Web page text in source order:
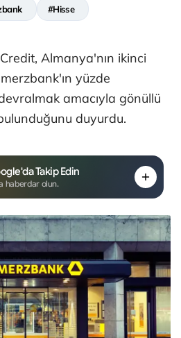
#Hisse
Almanya'nın ikinci
yüzde
amacıyla gönüllü
duyurdu.
Takip Edin
haberdar olun.